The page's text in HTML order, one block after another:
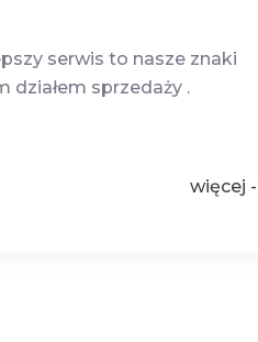
serwis to nasze znaki
działem sprzedaży .
więcej -